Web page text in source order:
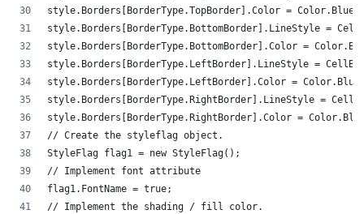
style.Borders[BorderType.TopBorder].Color =
style.Borders[BorderType.BottomBorder].LineStyle =
style.Borders[BorderType.BottomBorder].Color =
style.Borders[BorderType.LeftBorder].LineStyle =
style.Borders[BorderType.LeftBorder].Color =
style.Borders[BorderType.RightBorder].LineStyle =
style.Borders[BorderType.RightBorder].Color =
// Create the styleflag object.
StyleFlag flag1 = new StyleFlag();
// Implement font attribute
flag1.FontName = true;
// Implement the shading / fill color.